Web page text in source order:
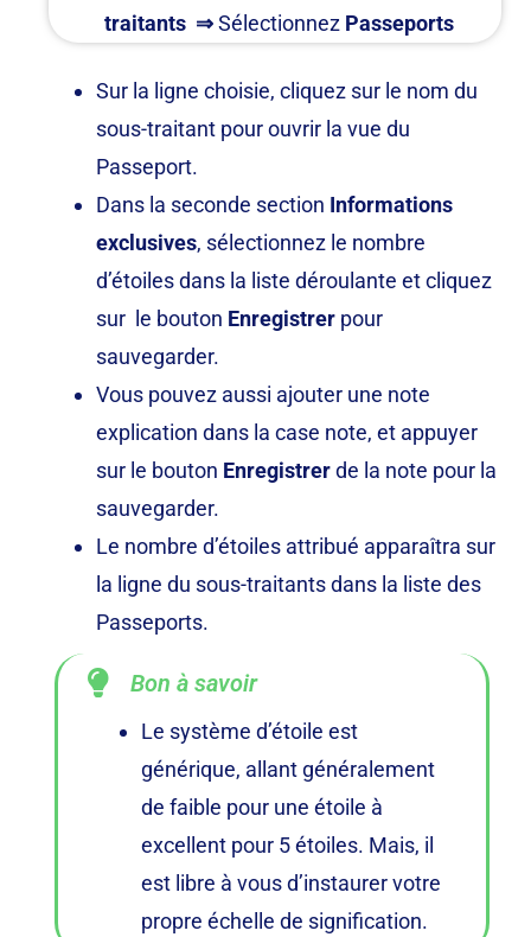
traitants ⇒Sélectionnez Passeports
Sur la ligne choisie, cliquez sur le nom du
sous-traitant pour ouvrir la vue du
Passeport.
Dans la seconde section Informations
exclusives, sélectionnez le nombre
d’étoiles dans la liste déroulante et cliquez
sur le bouton Enregistrer pour
sauvegarder.
Vous pouvez aussi ajouter une note
explication dans la case note, et appuyer
sur le bouton Enregistrerde la note pour la
sauvegarder.
Le nombre d’étoiles attribué apparaîtra sur
la ligne du sous-traitants dans la liste des
Passeports.
Bon à savoir
Le système d’étoile est
générique, allant généralement
de faible pour une étoile à
excellent pour 5 étoiles. Mais, il
est libre à vous d’instaurer votre
propre échelle de signification.